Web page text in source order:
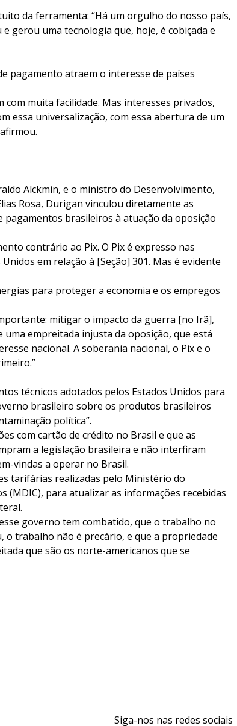
da ferramenta: “Há um orgulho do nosso país,
gerou uma tecnologia que, hoje, é cobiçada e
pagamento atraem o interesse de países
muita facilidade. Mas interesses privados,
essa universalização, com essa abertura de um
Alckmin, e o ministro do Desenvolvimento,
Rosa, Durigan vinculou diretamente as
brasileiros à atuação da oposição
contrário ao Pix. O Pix é expresso nas
em relação à [Seção] 301. Mas é evidente
para proteger a economia e os empregos
mitigar o impacto da guerra [no Irã],
empreitada injusta da oposição, que está
nacional. A soberania nacional, o Pix e o
técnicos adotados pelos Estados Unidos para
brasileiro sobre os produtos brasileiros
política”.
com cartão de crédito no Brasil e que as
a legislação brasileira e não interfiram
vindas a operar no Brasil.
tarifárias realizadas pelo Ministério do
(MDIC), para atualizar as informações recebidas
governo tem combatido, que o trabalho no
trabalho não é precário, e que a propriedade
que são os norte-americanos que se
Siga-nos nas redes sociais